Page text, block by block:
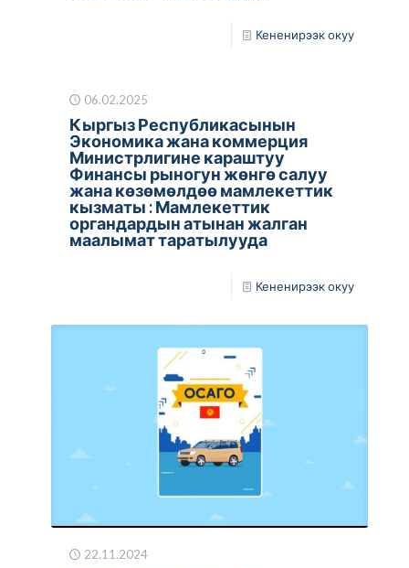
Кененирээк окуу
06.02.2025
Кыргыз Республикасынын
Экономика жана коммерция
Министрлигине караштуу
Финансы рыногун жөнгө салуу
жана көзөмөлдөө мамлекеттик
кызматы : Мамлекеттик
органдардын атынан жалган
маалымат таратылууда
Кененирээк окуу
22.11.2024